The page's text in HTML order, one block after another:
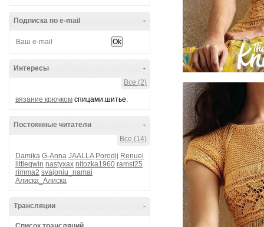
-
Подписка по e-mail
-
Интересы
Все (2)
вязание крючком спицами.шитье.
-
Постоянные читатели
Все (14)
Damika G-Anna JAALLA Porodij Renuel
littleqwin nastyxax nitozka1960 ramst25
rimma2 svajoniu_namai
Алиска_Алиска
-
Трансляции